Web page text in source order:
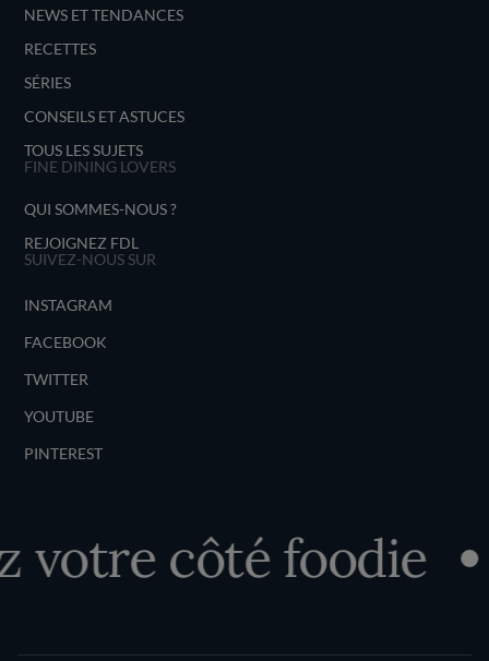
NEWS ET TENDANCES
RECETTES
SÉRIES
CONSEILS ET ASTUCES
TOUS LES SUJETS
FINE DINING LOVERS
QUI SOMMES-NOUS ?
REJOIGNEZ FDL
SUIVEZ-NOUS SUR
INSTAGRAM
FACEBOOK
TWITTER
YOUTUBE
PINTEREST
côté foodie